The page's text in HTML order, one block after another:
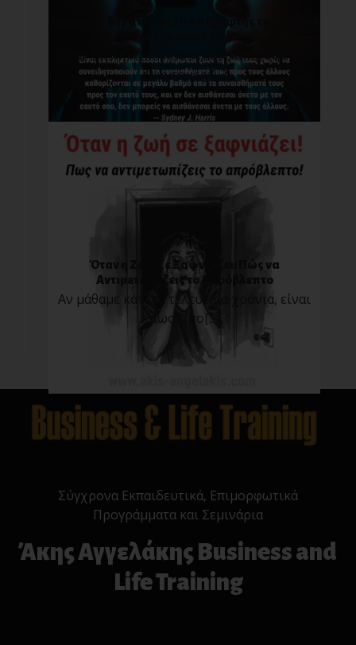
Τα συναισθήματά μας : O καθρέφτης της σχέσης
Είναι εκπληκτικό πόσοι άνθρωποι ζουν τη
ζωή τους χ[...]
Όταν η Ζωή Σε Ξαφνιάζει: Πώς να
Αντιμετωπίζεις το Απρόβλεπτο
Αν μάθαμε κάτι τα τελευταία χρόνια, είναι
πως τίπο[...]
Σύγχρονα Εκπαιδευτικά, Επιμορφωτικά
Προγράμματα και Σεμινάρια
Άκης Αγγελάκης Business and
Life Training